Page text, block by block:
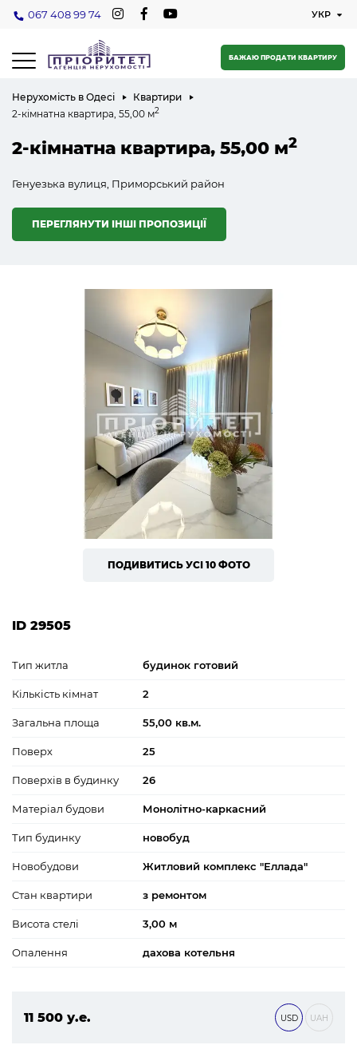
067 408 99 74
БАЖАЮ ПРОДАТИ КВАРТИРУ
Нерухомість в Одесі
Квартири
2-кімнатна квартира, 55,00 м2
2-кімнатна квартира, 55,00 м2
Генуезька вулиця, Приморський район
ПЕРЕГЛЯНУТИ ІНШІ ПРОПОЗИЦІЇ
ПОДИВИТИСЬ УСІ 10 ФОТО
ID 29505
Тип житла будинок готовий
Кількість кімнат 2
Загальна площа 55,00 кв.м.
Поверх 25
Поверхів в будинку 26
Матеріал будови Монолітно-каркасний
Тип будинку новобуд
Новобудови Житловий комплекс "Еллада"
Стан квартири з ремонтом
Висота стелі 3,00 м
Опалення дахова котельня
11 500 у.е.
USD UAH